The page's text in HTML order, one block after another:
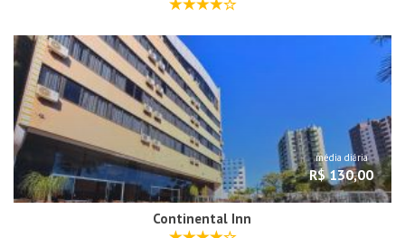
média diária
R$ 130,00
Continental Inn